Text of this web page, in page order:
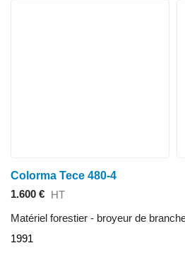
Colorma Tece 480-4
1.600 € HT
Matériel forestier - broyeur de
1991